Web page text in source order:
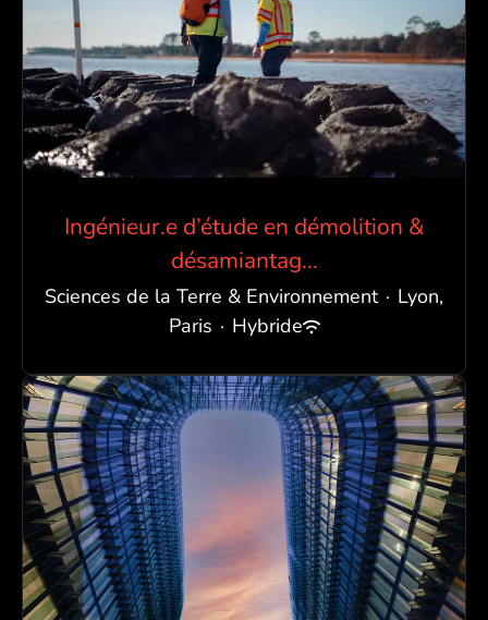
Ingénieur.e d’étude en démolition &
désamiantag...
Sciences de la Terre & Environnement · Lyon,
Paris · Hybride